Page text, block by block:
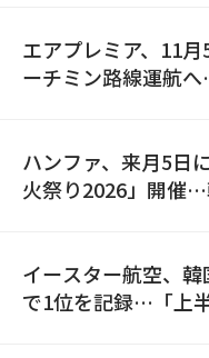
エアプレミア、11
ーチミン路線運航
ハンファ、来月5日
火祭り2026」開催
イースター航空、
で1位を記録…「上